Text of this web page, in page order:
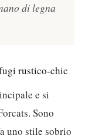
di legna
rustico-chic
e si
Sono
uno stile sobrio